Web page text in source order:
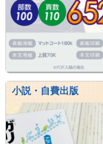
小説・自費出版